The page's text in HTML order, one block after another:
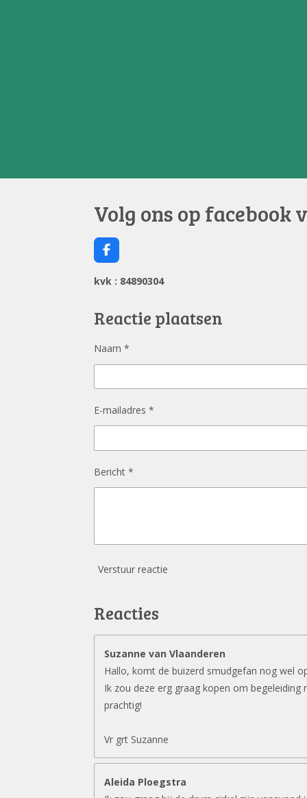
Volg ons op facebook
F
a
c
e
o
kvk : 84890304
Reactie plaatsen
Naam *
E-mailadres *
Bericht *
Verstuur reactie
Reacties
Suzanne van Vlaanderen
Hallo, komt de buizerd smudgefan nog wel
Ik zou deze erg graag kopen om begeleiding
prachtig!
Vr grt Suzanne
Aleida Ploegstra